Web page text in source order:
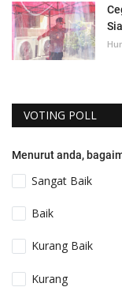
VOTING POLL
Menurut anda,
Sangat Baik
Baik
Kurang Baik
Kurang